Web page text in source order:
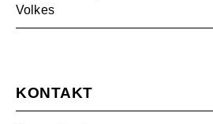
Volkes
KONTAKT